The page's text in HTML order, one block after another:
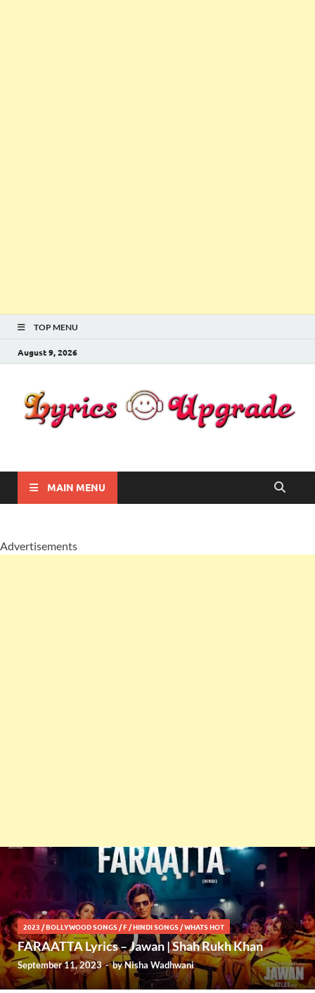
TOP MENU
August 9, 2026
Lyricsupgrade
MAIN MENU
Advertisements
2023 /BOLLYWOOD SONGS /F /HINDI SONGS /WHATS HOT
FARAATTA Lyrics – Jawan | Shah Rukh Khan
September 11, 2023-byNisha Wadhwani